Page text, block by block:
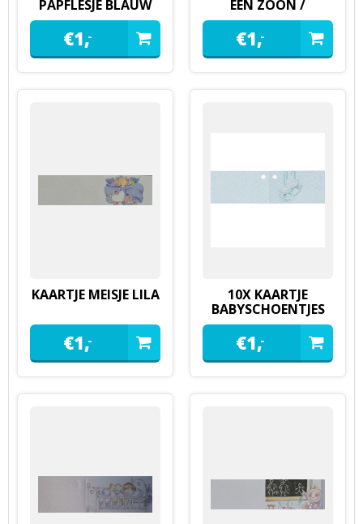
PAPFLESJE BLAUW
€1,-
EEN ZOON /
DOCHTER
€1,-
KAARTJE MEISJE LILA
€1,-
10X KAARTJE
BABYSCHOENTJES
VETER BLAUW
€1,-